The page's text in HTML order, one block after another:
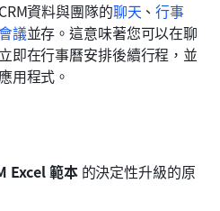
資料與團隊的聊天 、行事
議並存。這意味著您可以在聊
即在行事曆安排後續行程，並
用程式。
Excel 範本 的決定性升級的原